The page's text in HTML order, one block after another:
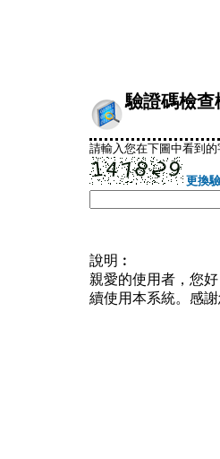
驗證碼檢查
請輸入您在下圖中看到
更換
說明︰
親愛的使用者，您
續使用本系統。感謝